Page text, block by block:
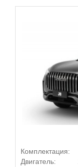
Комплектация:
Двигатель: